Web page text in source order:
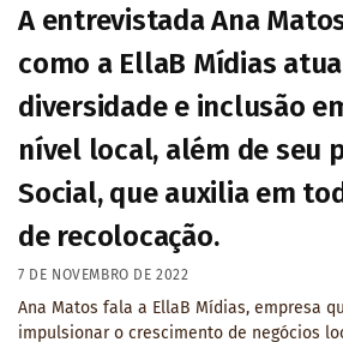
A entrevistada Ana
como a EllaB Mídias
diversidade e inclusão
nível local, além de seu
Social, que auxilia em
de recolocação.
7 DE NOVEMBRO DE 2022
Ana Matos fala a EllaB Mídias, empresa
impulsionar o crescimento de negócios